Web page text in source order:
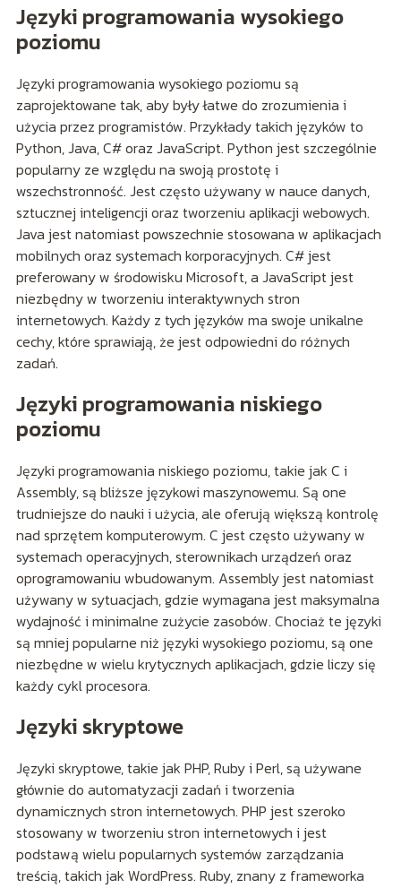
Języki programowania wysokiego
poziomu
Języki programowania wysokiego poziomu są
zaprojektowane tak, aby były łatwe do zrozumienia i
użycia przez programistów. Przykłady takich języków to
Python, Java, C# oraz JavaScript. Python jest szczególnie
popularny ze względu na swoją prostotę i
wszechstronność. Jest często używany w nauce danych,
sztucznej inteligencji oraz tworzeniu aplikacji webowych.
Java jest natomiast powszechnie stosowana w aplikacjach
mobilnych oraz systemach korporacyjnych. C# jest
preferowany w środowisku Microsoft, a JavaScript jest
niezbędny w tworzeniu interaktywnych stron
internetowych. Każdy z tych języków ma swoje unikalne
cechy, które sprawiają, że jest odpowiedni do różnych
zadań.
Języki programowania niskiego
poziomu
Języki programowania niskiego poziomu, takie jak C i
Assembly, są bliższe językowi maszynowemu. Są one
trudniejsze do nauki i użycia, ale oferują większą kontrolę
nad sprzętem komputerowym. C jest często używany w
systemach operacyjnych, sterownikach urządzeń oraz
oprogramowaniu wbudowanym. Assembly jest natomiast
używany w sytuacjach, gdzie wymagana jest maksymalna
wydajność i minimalne zużycie zasobów. Chociaż te języki
są mniej popularne niż języki wysokiego poziomu, są one
niezbędne w wielu krytycznych aplikacjach, gdzie liczy się
każdy cykl procesora.
Języki skryptowe
Języki skryptowe, takie jak PHP, Ruby i Perl, są używane
głównie do automatyzacji zadań i tworzenia
dynamicznych stron internetowych. PHP jest szeroko
stosowany w tworzeniu stron internetowych i jest
podstawą wielu popularnych systemów zarządzania
treścią, takich jak WordPress. Ruby, znany z frameworka